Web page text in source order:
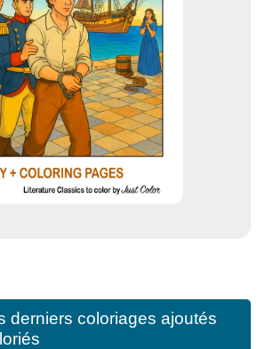
derniers coloriages ajoutés